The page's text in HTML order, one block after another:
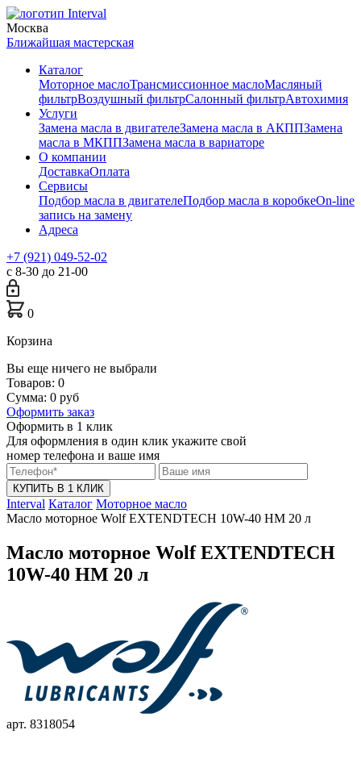
Москва
Ближайшая мастерская
Каталог
Моторное маслоТрансмиссионное маслоМасляный
фильтрВоздушный фильтрСалонный фильтрАвтохимия
Услуги
Замена масла в двигателеЗамена масла в АКППЗамена
масла в МКППЗамена масла в вариаторе
О компании
ДоставкаОплата
Сервисы
Подбор масла в двигателеПодбор масла в коробкеOn-line
запись на замену
Адреса
+7 (921) 049-52-02
с 8-30 до 21-00
0
Корзина
Вы еще ничего не выбрали
Товаров: 0
Сумма: 0 руб
Оформить заказ
Оформить в 1 клик
Для оформления в один клик укажите свой
номер телефона и ваше имя
КУПИТЬ В 1 КЛИК
Interval Каталог Моторное масло
Масло моторное Wolf EXTENDTECH 10W-40 HM 20 л
Масло моторное Wolf EXTENDTECH
10W-40 HM 20 л
арт. 8318054